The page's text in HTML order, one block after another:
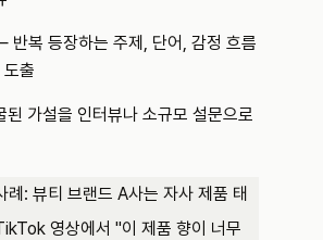
복 등장하는 주제, 단어, 감정 흐름
출
가설을 인터뷰나 소규모 설문으로
례: 뷰티 브랜드 A사는 자사 제품 태
영상에서 "이 제품 향이 너무